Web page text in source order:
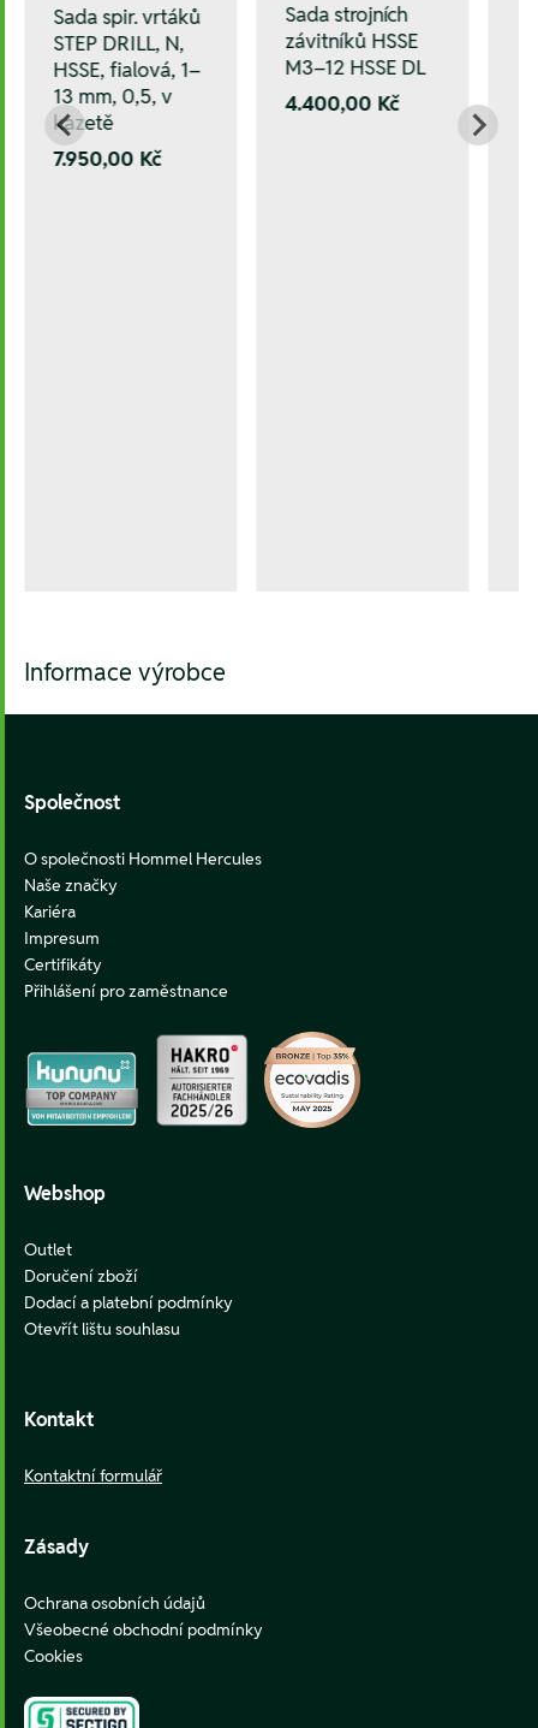
Sada spir. vrtáků
STEP DRILL, N,
HSSE, fialová, 1–
13 mm, 0,5, v
kazetě
7.950,00 Kč
Sada strojních
závitníků HSSE
M3–12 HSSE DL
4.400,00 Kč
Informace výrobce
Společnost
O společnosti Hommel Hercules
Naše značky
Kariéra
Impresum
Certifikáty
Přihlášení pro zaměstnance
Webshop
Outlet
Doručení zboží
Dodací a platební podmínky
Otevřít lištu souhlasu
Kontakt
Kontaktní formulář
Zásady
Ochrana osobních údajů
Všeobecné obchodní podmínky
Cookies